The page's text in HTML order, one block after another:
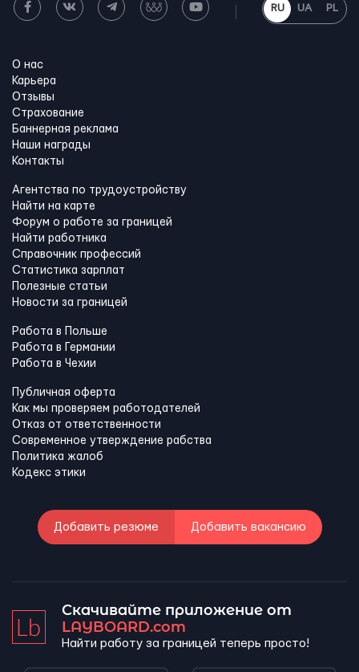
RU UA PL
О нас
Карьера
Отзывы
Страхование
Баннерная реклама
Наши награды
Контакты
Агентства по трудоустройству
Найти на карте
Форум о работе за границей
Найти работника
Справочник профессий
Статистика зарплат
Полезные статьи
Новости за границей
Работа в Польше
Работа в Германии
Работа в Чехии
Публичная оферта
Как мы проверяем работодателей
Отказ от ответственности
Современное утверждение рабства
Политика жалоб
Кодекс этики
Добавить резюме Добавить вакансию
Скачивайте приложение от
LAYBOARD.com
Найти работу за границей теперь просто!